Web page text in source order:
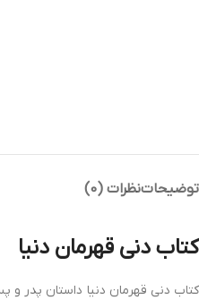
توضیحاتنظرات (0)
کتاب دنی قهرمان دنیا
کتاب دنی قهرمان دنیا داستان پدر و